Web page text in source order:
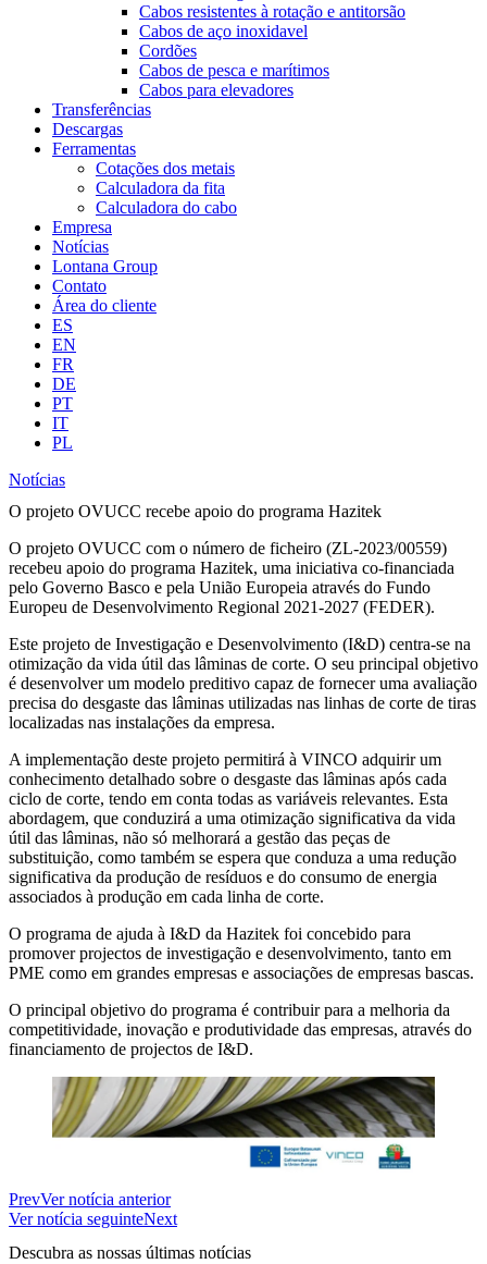
Cabos resistentes à rotação e antitorsão
Cabos de aço inoxidavel
Cordões
Cabos de pesca e marítimos
Cabos para elevadores
Transferências
Descargas
Ferramentas
Cotações dos metais
Calculadora da fita
Calculadora do cabo
Empresa
Notícias
Lontana Group
Contato
Área do cliente
ES
EN
FR
DE
PT
IT
PL
Notícias
O projeto OVUCC recebe apoio do programa Hazitek
O projeto OVUCC com o número de ficheiro (ZL-2023/00559)
recebeu apoio do programa Hazitek, uma iniciativa co-financiada
pelo Governo Basco e pela União Europeia através do Fundo
Europeu de Desenvolvimento Regional 2021-2027 (FEDER).
Este projeto de Investigação e Desenvolvimento (I&D) centra-se na
otimização da vida útil das lâminas de corte. O seu principal objetivo
é desenvolver um modelo preditivo capaz de fornecer uma avaliação
precisa do desgaste das lâminas utilizadas nas linhas de corte de tiras
localizadas nas instalações da empresa.
A implementação deste projeto permitirá à VINCO adquirir um
conhecimento detalhado sobre o desgaste das lâminas após cada
ciclo de corte, tendo em conta todas as variáveis relevantes. Esta
abordagem, que conduzirá a uma otimização significativa da vida
útil das lâminas, não só melhorará a gestão das peças de
substituição, como também se espera que conduza a uma redução
significativa da produção de resíduos e do consumo de energia
associados à produção em cada linha de corte.
O programa de ajuda à I&D da Hazitek foi concebido para
promover projectos de investigação e desenvolvimento, tanto em
PME como em grandes empresas e associações de empresas bascas.
O principal objetivo do programa é contribuir para a melhoria da
competitividade, inovação e produtividade das empresas, através do
financiamento de projectos de I&D.
PrevVer notícia anterior
Ver notícia seguinteNext
Descubra as nossas últimas notícias